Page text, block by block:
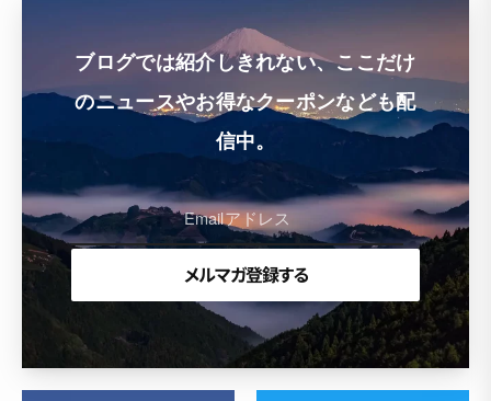
ブログでは紹介しきれない、ここだけ
のニュースやお得なクーポンなども配
信中。